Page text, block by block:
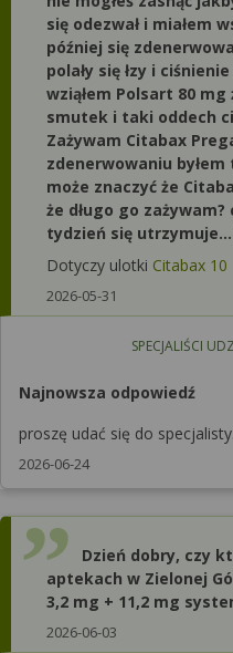
się odezwał i miałem
później się
polały się łzy i
wziąłem Polsart 80 mg
smutek i taki oddech
Zażywam Citabax
zdenerwowaniu
może znaczyć że
że długo go
tydzień się
Dotyczy ulotki Citabax 10
2026-05-31
SPECJALIŚCI
Najnowsza odpowiedź
proszę udać się do
2026-06-24
Dzień dobry, czy
aptekach w Zielonej
3,2 mg + 11,2 mg
2026-06-03